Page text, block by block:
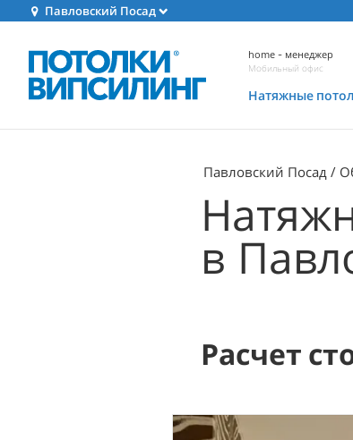
Павловский Посад
home - менеджер
Мобильный офис
Натяжные
Павловский Посад
в
Расчет